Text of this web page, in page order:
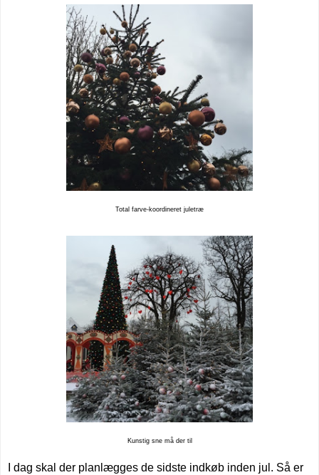
Total farve-koordineret juletræ
Kunstig sne må der til
I dag skal der planlægges de sidste indkøb inden jul. Så er